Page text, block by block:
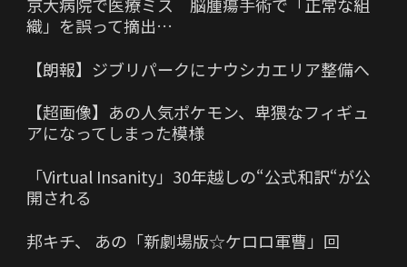
織」を誤って摘出…
【朗報】ジブリパークにナウシカエリア整備へ
【超画像】あの人気ポケモン、卑猥なフィギュ
アになってしまった模様
「Virtual Insanity」30年越しの“公式和訳“が公
開される
邦キチ、 あの「新劇場版☆ケロロ軍曹」回